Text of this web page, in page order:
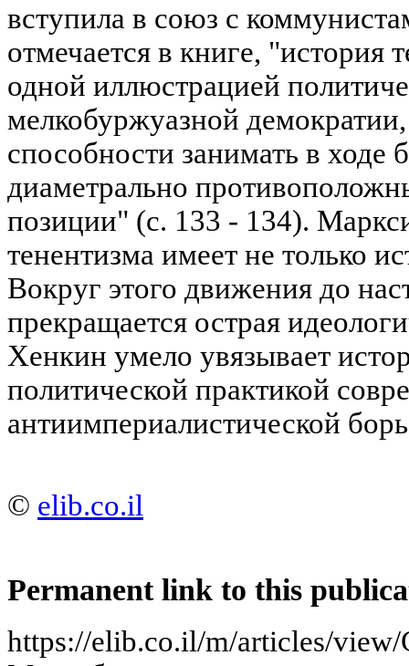
вступила в союз с
отмечается в книге, "история
одной иллюстрацией
мелкобуржуазной
способности занимать в ходе
диаметрально
позиции" (с. 133 - 134).
тенентизма имеет не только
Вокруг этого движения до
прекращается острая
Хенкин умело увязывает
политической практикой
антиимпериалистической
© elib.co.il
Permanent link to this
https://elib.co.il/m/articles/